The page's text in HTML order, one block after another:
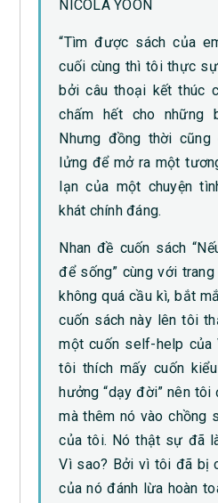
NICOLA YOON
“Tìm được sách của
cuối cùng thì tôi thực
bởi câu thoại kết thúc
chấm hết cho những
Nhưng đồng thời cũng
lửng để mở ra một
lạn của một chuyện
khát chính đáng.
Nhan đề cuốn sách
để sống” cùng với
không quá cầu kì, bắt
cuốn sách này lên tôi
một cuốn self-help của
tôi thích mấy cuốn
hưởng “dạy đời” nên
mà thêm nó vào chồng
của tôi. Nó thật sự đã
Vì sao? Bởi vì tôi đã bị
của nó đánh lừa hoàn